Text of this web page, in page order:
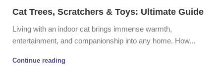
Cat Trees, Scratchers & Toys: Ultimate Guide
Living with an indoor cat brings immense warmth,
entertainment, and companionship into any home. How...
Continue reading